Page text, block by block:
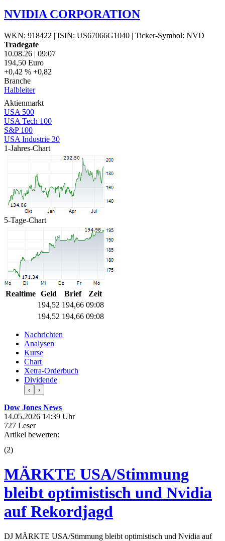
NVIDIA CORPORATION
WKN: 918422 | ISIN: US67066G1040 | Ticker-Symbol: NVD
Tradegate
10.08.26 | 09:07
194,50 Euro
+0,42 % +0,82
Branche
Halbleiter
Aktienmarkt
USA 500
USA Tech 100
S&P 100
USA Industrie 30
1-Jahres-Chart
5-Tage-Chart
Realtime Geld Brief
Zeit
194,52 194,66 09:08
194,52 194,66 09:08
Nachrichten
Analysen
Kurse
Chart
Xetra-Orderbuch
Dividende
‹ ›
Dow Jones News
14.05.2026 14:39 Uhr
727 Leser
Artikel bewerten:
(2)
MÄRKTE USA/Stimmung
bleibt optimistisch und Nvidia
auf Rekordjagd
DJ MÄRKTE USA/Stimmung bleibt optimistisch und Nvidia auf